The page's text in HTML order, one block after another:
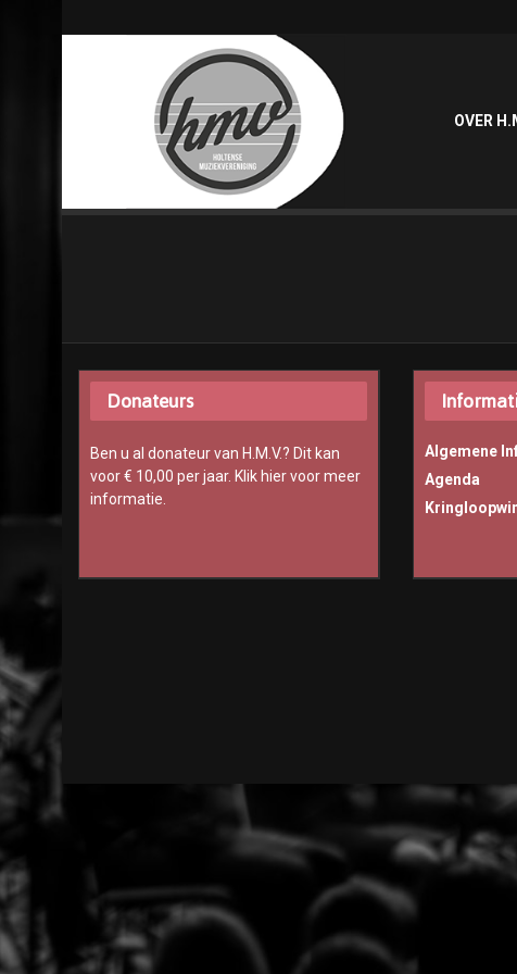
OVER
Donateurs
Ben u al donateur van H.M.V.? Dit kan
voor € 10,00 per jaar. Klik hier voor meer
informatie.
Algemene
Agenda